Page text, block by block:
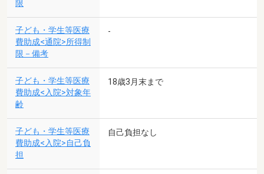
限
子ども・学生等医療
費助成<通院>所得制
限－備考
-
子ども・学生等医療
費助成<入院>対象年
齢
18歳3月末まで
子ども・学生等医療
費助成<入院>自己負
担
自己負担なし